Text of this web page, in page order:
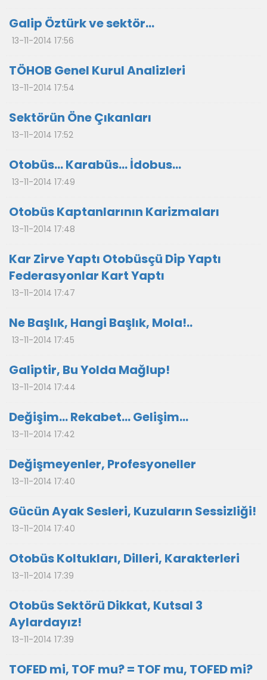
Galip Öztürk ve sektör…
13-11-2014 17:56
TÖHOB Genel Kurul Analizleri
13-11-2014 17:54
Sektörün Öne Çıkanları
13-11-2014 17:52
Otobüs… Karabüs… İdobus…
13-11-2014 17:49
Otobüs Kaptanlarının Karizmaları
13-11-2014 17:48
Kar Zirve Yaptı Otobüsçü Dip Yaptı
Federasyonlar Kart Yaptı
13-11-2014 17:47
Ne Başlık, Hangi Başlık, Mola!..
13-11-2014 17:45
Galiptir, Bu Yolda Mağlup!
13-11-2014 17:44
Değişim… Rekabet… Gelişim…
13-11-2014 17:42
Değişmeyenler, Profesyoneller
13-11-2014 17:40
Gücün Ayak Sesleri, Kuzuların Sessizliği!
13-11-2014 17:40
Otobüs Koltukları, Dilleri, Karakterleri
13-11-2014 17:39
Otobüs Sektörü Dikkat, Kutsal 3
Aylardayız!
13-11-2014 17:39
TOFED mi, TOF mu? = TOF mu, TOFED mi?